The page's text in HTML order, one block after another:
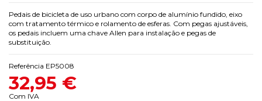
Pedais de bicicleta de uso urbano com corpo de alumínio fundido, eixo
com tratamento térmico e rolamento de esferas. Com pegas ajustáveis,
os pedais incluem uma chave Allen para instalação e pegas de
substituição.
Referência EP5008
32,95 €
Com IVA